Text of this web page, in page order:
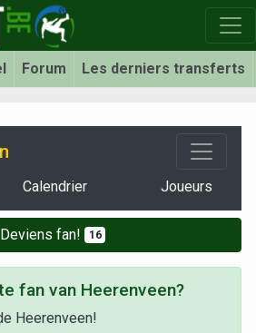
Forum Les derniers transferts
Calendrier Joueurs
Deviens fan! 16
fan van Heerenveen?
Heerenveen!